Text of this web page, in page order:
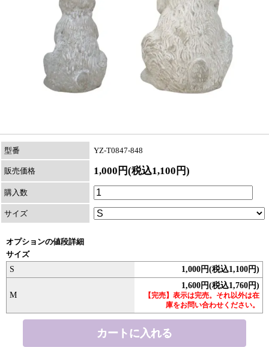
型番 YZ-T0847-848
販売価格 1,000円(税込1,100円)
購入数
サイズ
オプションの値段詳細
サイズ
S
1,000円(税込1,100円)
M
1,600円(税込1,760円)
【完売】表示は完売。それ以外は在
庫をお問い合わせください。